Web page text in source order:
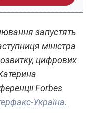
запустять
міністра
цифрових
Forbes
Україна.